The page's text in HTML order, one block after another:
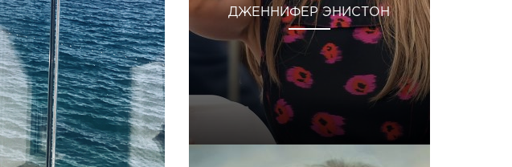
ДЖЕННИФЕР ЭНИСТОН